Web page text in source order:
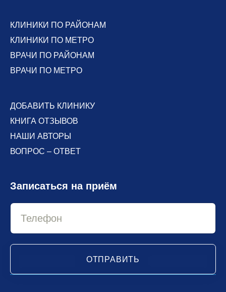
КЛИНИКИ ПО РАЙОНАМ
КЛИНИКИ ПО МЕТРО
ВРАЧИ ПО РАЙОНАМ
ВРАЧИ ПО МЕТРО
ДОБАВИТЬ КЛИНИКУ
КНИГА ОТЗЫВОВ
НАШИ АВТОРЫ
ВОПРОС – ОТВЕТ
Записаться на приём
ОТПРАВИТЬ